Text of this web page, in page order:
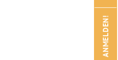
ANMELDEN!